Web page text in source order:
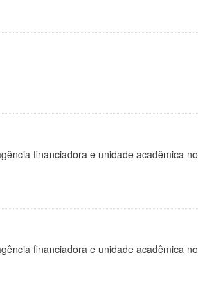
financiadora e unidade acadêmica no
financiadora e unidade acadêmica no